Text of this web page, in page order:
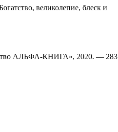
великолепие, блеск и
АЛЬФА-КНИГА», 2020. — 283